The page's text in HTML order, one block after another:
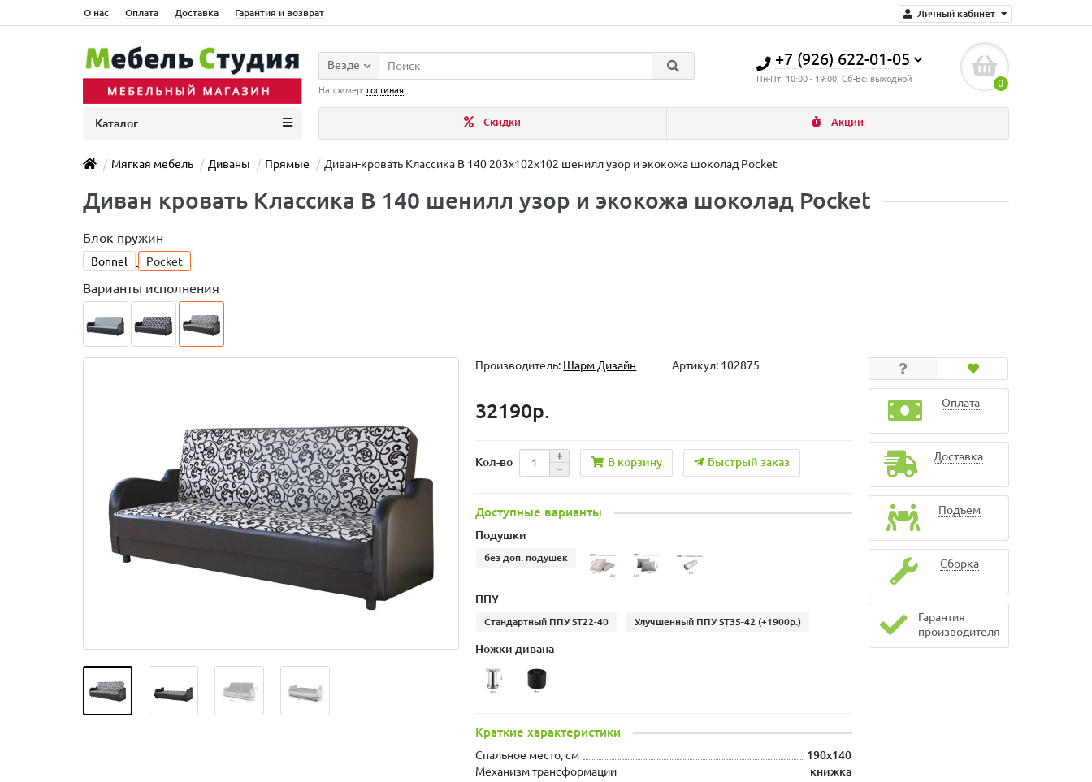
Личный кабинет
О нас Оплата Доставка Гарантия и возврат
+7 (926) 622-01-05
Пн-Пт: 10:00 - 19:00, Сб-Вс: выходной 0
Везде
Например: гостиная
Скидки Акции
Каталог
Мягкая мебель Диваны Прямые Диван-кровать Классика В 140 203х102х102 шенилл узор и экокожа шоколад Pocket
Диван кровать Классика В 140 шенилл узор и экокожа шоколад Pocket
Блок пружин
Bonnel Pocket
Варианты исполнения
Производитель: Шарм Дизайн Артикул: 102875
32190р.
Кол-во В корзину Быстрый заказ
Доступные варианты
Подушки
без доп. подушек
ППУ
Стандартный ППУ ST22-40 Улучшенный ППУ ST35-42 (+1900р.)
Ножки дивана
Краткие характеристики
Спальное место, см
190x140
Механизм трансформации
книжка
Оплата
Доставка
Подъем
Сборка
Гарантия
производителя